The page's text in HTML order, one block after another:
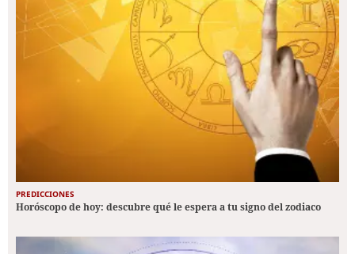
PREDICCIONES
Horóscopo de hoy: descubre qué le espera a tu signo del zodiaco